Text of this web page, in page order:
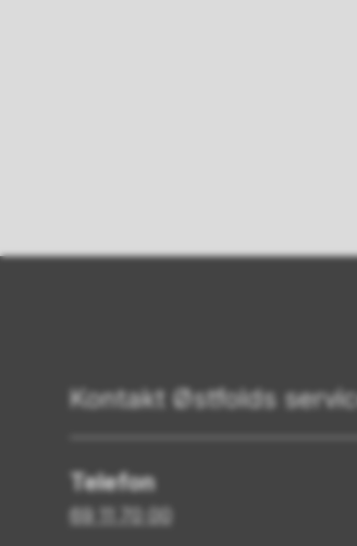
Kontakt Østfolds
Telefon
69 11 70 00